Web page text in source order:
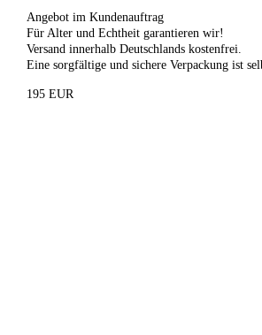
Angebot im Kundenauftrag
Für Alter und Echtheit garantieren wir!
Versand innerhalb Deutschlands kostenfrei.
Eine sorgfältige und sichere Verpackung ist
195 EUR